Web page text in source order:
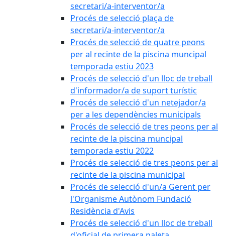
secretari/a-interventor/a
Procés de selecció plaça de
secretari/a-interventor/a
Procés de selecció de quatre peons
per al recinte de la piscina muncipal
temporada estiu 2023
Procés de selecció d'un lloc de treball
d'informador/a de suport turístic
Procés de selecció d'un netejador/a
per a les dependències municipals
Procés de selecció de tres peons per al
recinte de la piscina muncipal
temporada estiu 2022
Procés de selecció de tres peons per al
recinte de la piscina municipal
Procés de selecció d'un/a Gerent per
l'Organisme Autònom Fundació
Residència d'Avis
Procés de selecció d'un lloc de treball